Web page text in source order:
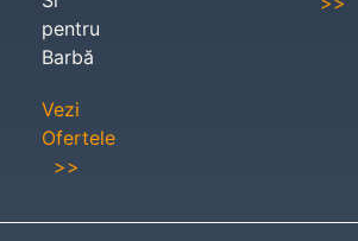
pentru
Barbă
Vezi
Ofertele
>>